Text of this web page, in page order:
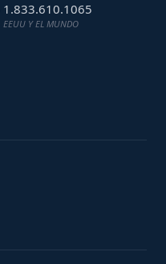
1.833.610.1065
EEUU Y EL MUNDO